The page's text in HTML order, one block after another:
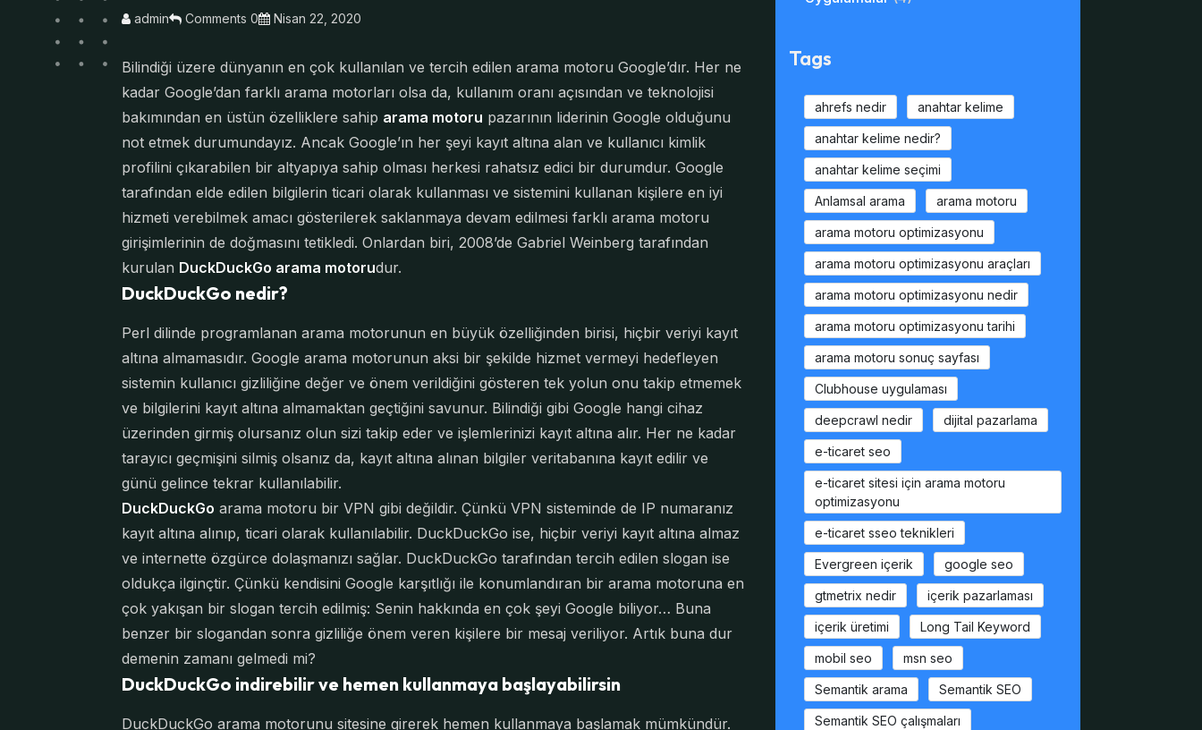
admin Comments 0 Nisan 22, 2020
Bilindiği üzere dünyanın en çok kullanılan ve tercih edilen arama motoru Google’dır. Her ne
kadar Google’dan farklı arama motorları olsa da, kullanım oranı açısından ve teknolojisi
bakımından en üstün özelliklere sahip arama motoru pazarının liderinin Google olduğunu
not etmek durumundayız. Ancak Google’ın her şeyi kayıt altına alan ve kullanıcı kimlik
profilini çıkarabilen bir altyapıya sahip olması herkesi rahatsız edici bir durumdur. Google
tarafından elde edilen bilgilerin ticari olarak kullanması ve sistemini kullanan kişilere en iyi
hizmeti verebilmek amacı gösterilerek saklanmaya devam edilmesi farklı arama motoru
girişimlerinin de doğmasını tetikledi. Onlardan biri, 2008’de Gabriel Weinberg tarafından
kurulan DuckDuckGo arama motorudur.
DuckDuckGo nedir?
Perl dilinde programlanan arama motorunun en büyük özelliğinden birisi, hiçbir veriyi kayıt
altına almamasıdır. Google arama motorunun aksi bir şekilde hizmet vermeyi hedefleyen
sistemin kullanıcı gizliliğine değer ve önem verildiğini gösteren tek yolun onu takip etmemek
ve bilgilerini kayıt altına almamaktan geçtiğini savunur. Bilindiği gibi Google hangi cihaz
üzerinden girmiş olursanız olun sizi takip eder ve işlemlerinizi kayıt altına alır. Her ne kadar
tarayıcı geçmişini silmiş olsanız da, kayıt altına alınan bilgiler veritabanına kayıt edilir ve
günü gelince tekrar kullanılabilir.
DuckDuckGo arama motoru bir VPN gibi değildir. Çünkü VPN sisteminde de IP numaranız
kayıt altına alınıp, ticari olarak kullanılabilir. DuckDuckGo ise, hiçbir veriyi kayıt altına almaz
ve internette özgürce dolaşmanızı sağlar. DuckDuckGo tarafından tercih edilen slogan ise
oldukça ilginçtir. Çünkü kendisini Google karşıtlığı ile konumlandıran bir arama motoruna en
çok yakışan bir slogan tercih edilmiş: Senin hakkında en çok şeyi Google biliyor… Buna
benzer bir slogandan sonra gizliliğe önem veren kişilere bir mesaj veriliyor. Artık buna dur
demenin zamanı gelmedi mi?
DuckDuckGo indirebilir ve hemen kullanmaya başlayabilirsin
DuckDuckGo arama motorunu sitesine girerek hemen kullanmaya başlamak mümkündür.
Tags
ahrefs nedir anahtar kelime
anahtar kelime nedir?
anahtar kelime seçimi
Anlamsal arama arama motoru
arama motoru optimizasyonu
arama motoru optimizasyonu araçları
arama motoru optimizasyonu nedir
arama motoru optimizasyonu tarihi
arama motoru sonuç sayfası
Clubhouse uygulaması
deepcrawl nedir dijital pazarlama
e-ticaret seo
e-ticaret sitesi için arama motoru
optimizasyonu
e-ticaret sseo teknikleri
Evergreen içerik google seo
gtmetrix nedir içerik pazarlaması
içerik üretimi Long Tail Keyword
mobil seo msn seo
Semantik arama Semantik SEO
Semantik SEO çalışmaları